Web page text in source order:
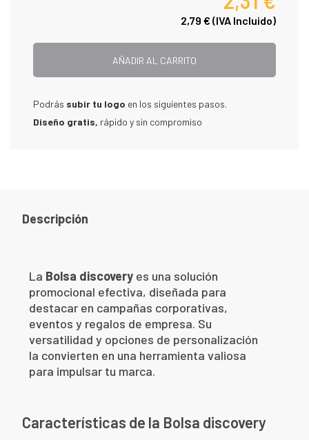
2,79 € (IVA Incluido)
AÑADIR AL CARRITO
Podrás subir tu logo en los siguientes pasos.
Diseño gratis, rápido y sin compromiso
Descripción
La Bolsa discovery es una solución
promocional efectiva, diseñada para
destacar en campañas corporativas,
eventos y regalos de empresa. Su
versatilidad y opciones de personalización
la convierten en una herramienta valiosa
para impulsar tu marca.
Características de la Bolsa discovery